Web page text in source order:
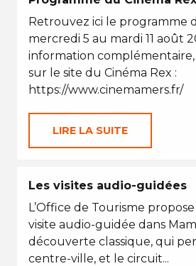
Retrouvez ici le programme
mercredi 5 au mardi 11 août
information
sur le site du Cinéma Rex :
https://www.cinemamers.fr/
LIRE LA SUITE
Les visites audio-guidées
L’Office de Tourisme
visite audio-guidée dans
découverte classique, qui
centre-ville, et le circuit...